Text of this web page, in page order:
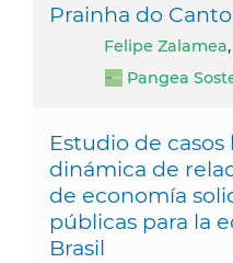
Prainha do
Felipe Zalamea
Pangea
Estudio de casos
dinámica de
de economía
públicas para la
Brasil